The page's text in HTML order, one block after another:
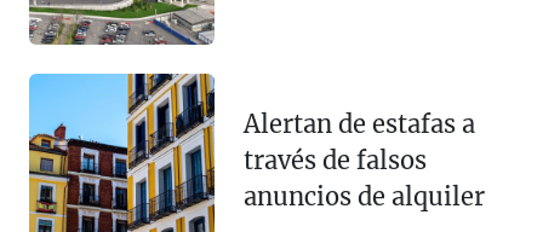
Alertan de estafas a
través de falsos
anuncios de alquiler